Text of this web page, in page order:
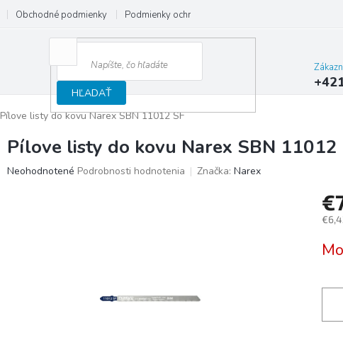
Obchodné podmienky Podmienky ochrany osobných údajov
HĽADAŤ
Pílove listy do kovu Narex SBN 11012 SF
Pílove listy do kovu Narex SBN 11012
Priemerné
Neohodnotené Podrobnosti hodnotenia Značka: Narex
cena: